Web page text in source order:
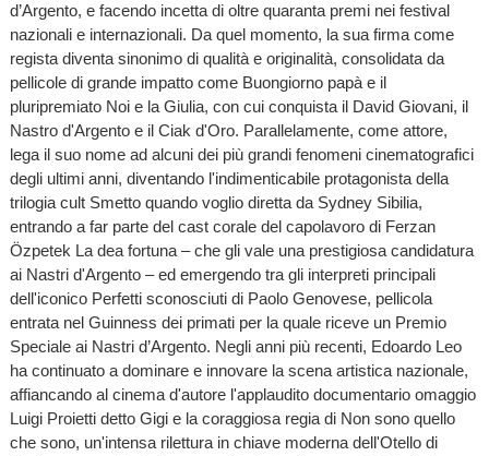
d’Argento, e facendo incetta di oltre quaranta premi nei festival
nazionali e internazionali. Da quel momento, la sua firma come
regista diventa sinonimo di qualità e originalità, consolidata da
pellicole di grande impatto come Buongiorno papà e il
pluripremiato Noi e la Giulia, con cui conquista il David Giovani, il
Nastro d'Argento e il Ciak d'Oro. Parallelamente, come attore,
lega il suo nome ad alcuni dei più grandi fenomeni cinematografici
degli ultimi anni, diventando l'indimenticabile protagonista della
trilogia cult Smetto quando voglio diretta da Sydney Sibilia,
entrando a far parte del cast corale del capolavoro di Ferzan
Özpetek La dea fortuna – che gli vale una prestigiosa candidatura
ai Nastri d'Argento – ed emergendo tra gli interpreti principali
dell'iconico Perfetti sconosciuti di Paolo Genovese, pellicola
entrata nel Guinness dei primati per la quale riceve un Premio
Speciale ai Nastri d’Argento. Negli anni più recenti, Edoardo Leo
ha continuato a dominare e innovare la scena artistica nazionale,
affiancando al cinema d'autore l'applaudito documentario omaggio
Luigi Proietti detto Gigi e la coraggiosa regia di Non sono quello
che sono, un'intensa rilettura in chiave moderna dell'Otello di